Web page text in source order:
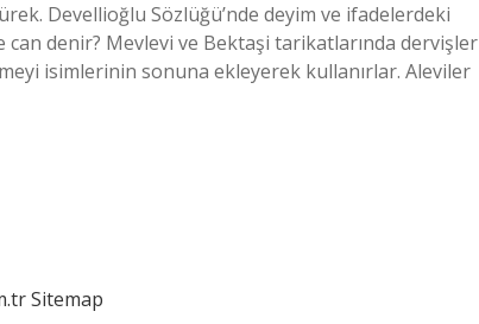
Devellioğlu Sözlüğü’nde deyim ve ifadelerdeki
can denir? Mevlevi ve Bektaşi tarikatlarında dervişler
isimlerinin sonuna ekleyerek kullanırlar. Aleviler
Sitemap